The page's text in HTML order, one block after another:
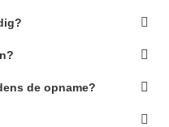
de opname?